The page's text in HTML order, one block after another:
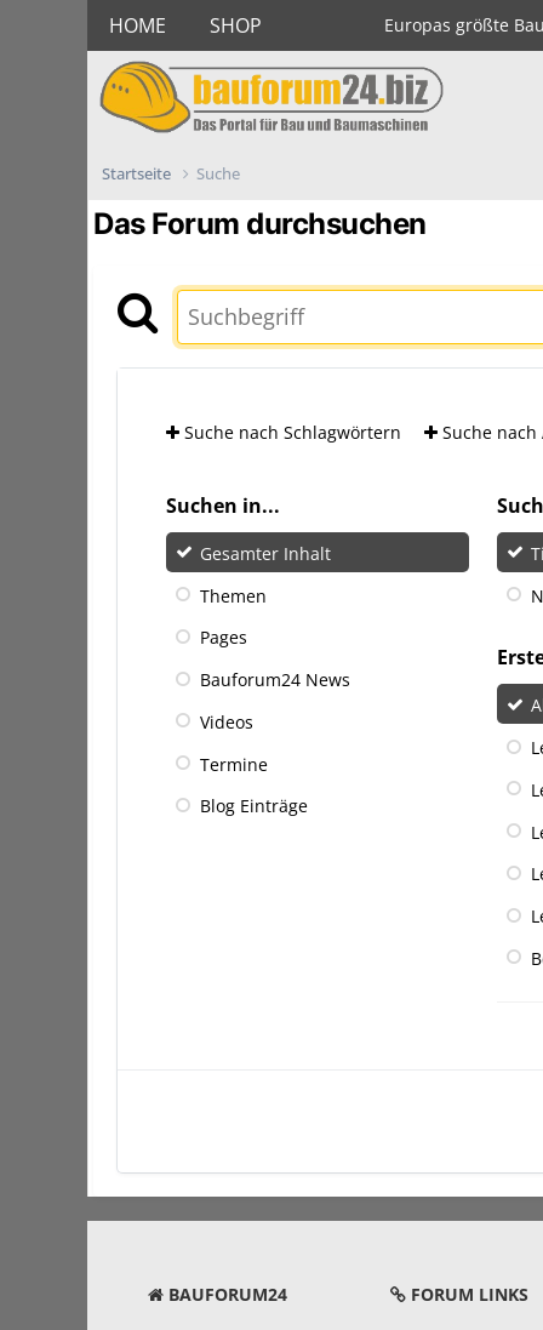
HOME SHOP Europas größte
Startseite Suche
Das Forum durchsuchen
Suche nach Schlagwörtern Suche nach
Suchen in...
Gesamter Inhalt
Themen
Pages
Bauforum24 News
Videos
Termine
Blog Einträge
BAUFORUM24 FORUM LINKS